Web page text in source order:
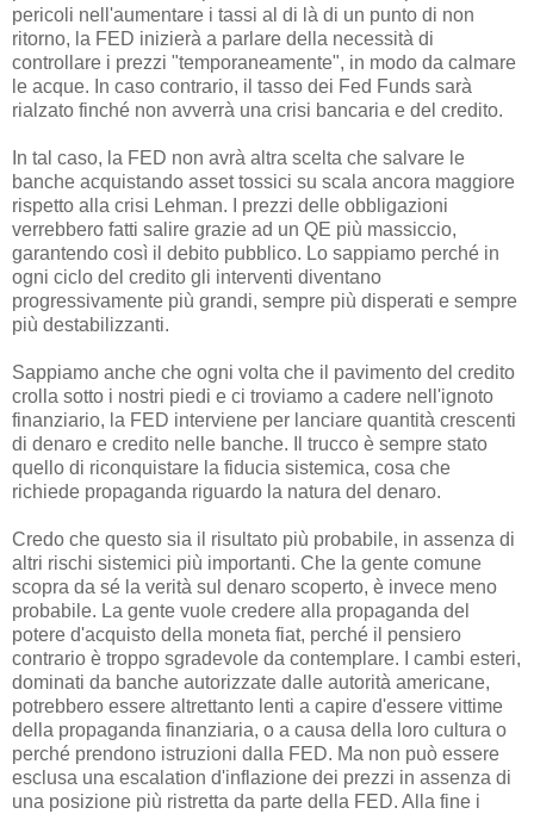
pericoli nell'aumentare i tassi al di là di un punto di non
ritorno, la FED inizierà a parlare della necessità di
controllare i prezzi "temporaneamente", in modo da calmare
le acque. In caso contrario, il tasso dei Fed Funds sarà
rialzato finché non avverrà una crisi bancaria e del credito.
In tal caso, la FED non avrà altra scelta che salvare le
banche acquistando asset tossici su scala ancora maggiore
rispetto alla crisi Lehman. I prezzi delle obbligazioni
verrebbero fatti salire grazie ad un QE più massiccio,
garantendo così il debito pubblico. Lo sappiamo perché in
ogni ciclo del credito gli interventi diventano
progressivamente più grandi, sempre più disperati e sempre
più destabilizzanti.
Sappiamo anche che ogni volta che il pavimento del credito
crolla sotto i nostri piedi e ci troviamo a cadere nell'ignoto
finanziario, la FED interviene per lanciare quantità crescenti
di denaro e credito nelle banche. Il trucco è sempre stato
quello di riconquistare la fiducia sistemica, cosa che
richiede propaganda riguardo la natura del denaro.
Credo che questo sia il risultato più probabile, in assenza di
altri rischi sistemici più importanti. Che la gente comune
scopra da sé la verità sul denaro scoperto, è invece meno
probabile. La gente vuole credere alla propaganda del
potere d'acquisto della moneta fiat, perché il pensiero
contrario è troppo sgradevole da contemplare. I cambi esteri,
dominati da banche autorizzate dalle autorità americane,
potrebbero essere altrettanto lenti a capire d'essere vittime
della propaganda finanziaria, o a causa della loro cultura o
perché prendono istruzioni dalla FED. Ma non può essere
esclusa una escalation d'inflazione dei prezzi in assenza di
una posizione più ristretta da parte della FED. Alla fine i